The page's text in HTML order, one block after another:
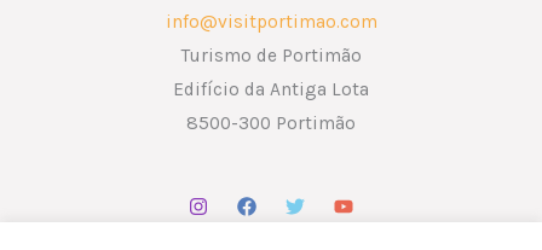
info@visitportimao.com
Turismo de Portimão
Edifício da Antiga Lota
8500-300 Portimão